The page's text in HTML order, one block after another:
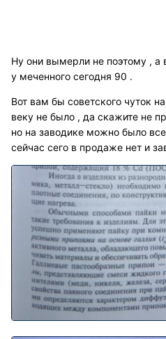
Ну они вымерли не поэтому , а
у меченного сегодня 90 .
Вот вам бы советского чуток
веку не было , да скажите не
но на заводике можно было
сейчас сего в продаже нет и